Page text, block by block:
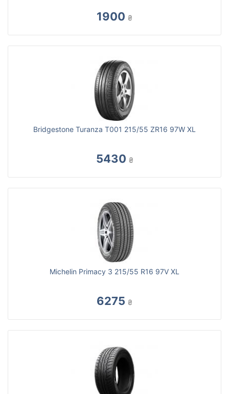
1900 ₴
Bridgestone Turanza T001 215/55 ZR16 97W XL
5430 ₴
Michelin Primacy 3 215/55 R16 97V XL
6275 ₴